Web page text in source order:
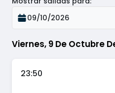
Viernes, 9 De Octubre
09/10/2026
23:50